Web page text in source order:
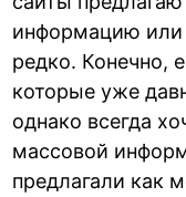
информацию или
редко. Конечно,
которые уже
однако всегда
массовой
предлагали как